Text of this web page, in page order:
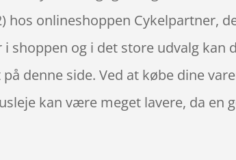
hos onlineshoppen Cykelpartner,
shoppen og i det store udvalg kan
denne side. Ved at købe dine
kan være meget lavere, da en